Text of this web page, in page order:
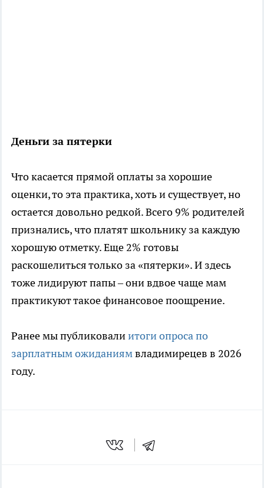
Деньги за пятерки
Что касается прямой оплаты за хорошие
оценки, то эта практика, хоть и существует, но
остается довольно редкой. Всего 9% родителей
признались, что платят школьнику за каждую
хорошую отметку. Еще 2% готовы
раскошелиться только за «пятерки». И здесь
тоже лидируют папы – они вдвое чаще мам
практикуют такое финансовое поощрение.
Ранее мы публиковалиитоги опроса по
зарплатным ожиданиямвладимирецев в 2026
году.